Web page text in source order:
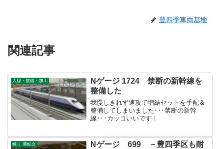
豊四季車両基地
関連記事
入線・整備・加工
Nゲージ 1724 禁断の新幹線を
整備した
我慢しきれず速攻で増結セットを手配＆
整備してしまいました･･･禁断の新幹
線･･･カッコいいです！
独り 運転会
Nゲージ 699 －豊四季区も耐